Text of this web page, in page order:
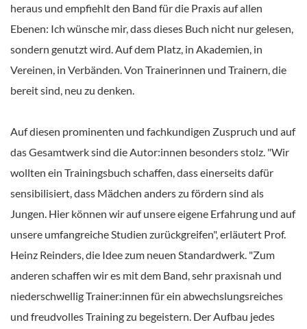
heraus und empfiehlt den Band für die Praxis auf allen
Ebenen: Ich wünsche mir, dass dieses Buch nicht nur gelesen,
sondern genutzt wird. Auf dem Platz, in Akademien, in
Vereinen, in Verbänden. Von Trainerinnen und Trainern, die
bereit sind, neu zu denken.
Auf diesen prominenten und fachkundigen Zuspruch und auf
das Gesamtwerk sind die Autor:innen besonders stolz. "Wir
wollten ein Trainingsbuch schaffen, dass einerseits dafür
sensibilisiert, dass Mädchen anders zu fördern sind als
Jungen. Hier können wir auf unsere eigene Erfahrung und auf
unsere umfangreiche Studien zurückgreifen", erläutert Prof.
Heinz Reinders, die Idee zum neuen Standardwerk. "Zum
anderen schaffen wir es mit dem Band, sehr praxisnah und
niederschwellig Trainer:innen für ein abwechslungsreiches
und freudvolles Training zu begeistern. Der Aufbau jedes